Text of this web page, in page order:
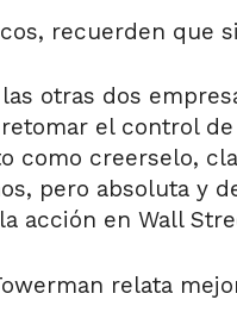
recuerden que
las otras dos
retomar el control
como creerselo,
pero absoluta y
acción en Wall
relata